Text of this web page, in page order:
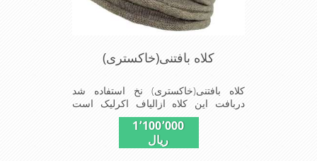
کلاه بافتنی(خاکستری)
کلاه بافتنی(خاکستری) نخ استفاده شد
دربافت این کلاه ازالیاف اکرلیک است
وکلاه به خاطراستفاده ازیک لایه بافت و
یک لایه خز مصنوی ضخامت مناسبی
درمقابل سرما را دارا است شیک و
1٬100٬000
ریال